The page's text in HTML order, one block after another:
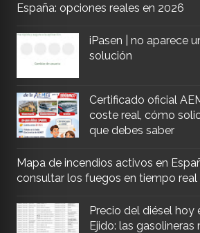
España: opciones reales en 2026
iPasen | no aparece
solución
Certificado oficial
coste real, cómo
que debes saber
Mapa de incendios activos en
consultar los fuegos en tiempo real
Precio del diésel hoy
Ejido: las